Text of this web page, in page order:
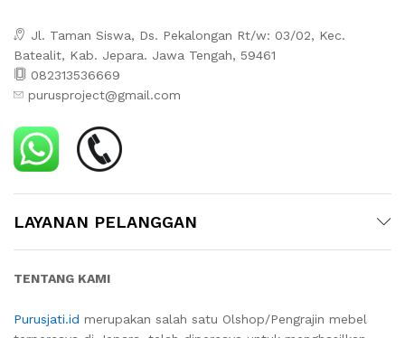
Jl. Taman Siswa, Ds. Pekalongan Rt/w: 03/02, Kec.
Batealit, Kab. Jepara. Jawa Tengah, 59461
082313536669
purusproject@gmail.com
LAYANAN PELANGGAN
TENTANG KAMI
Purusjati.id merupakan salah satu Olshop/Pengrajin mebel